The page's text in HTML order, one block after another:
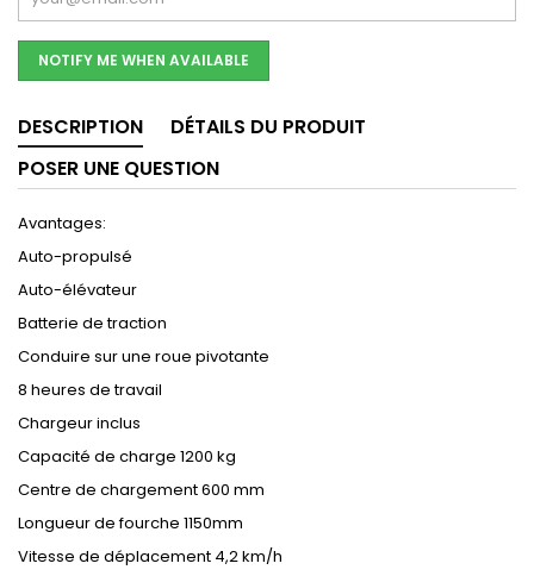
NOTIFY ME WHEN AVAILABLE
DESCRIPTION
DÉTAILS DU PRODUIT
POSER UNE QUESTION
Avantages:
Auto-propulsé
Auto-élévateur
Batterie de traction
Conduire sur une roue pivotante
8 heures de travail
Chargeur inclus
Capacité de charge 1200 kg
Centre de chargement 600 mm
Longueur de fourche 1150mm
Vitesse de déplacement 4,2 km/h